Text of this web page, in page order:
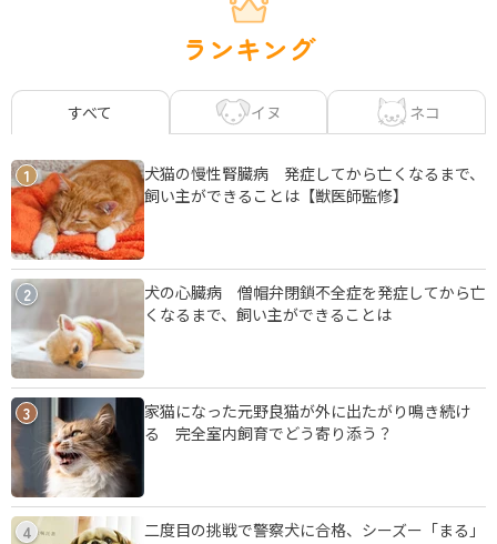
ランキング
すべて イヌ ネコ
1
犬猫の慢性腎臓病 発症してから亡くなるまで、
飼い主ができることは【獣医師監修】
2
犬の心臓病 僧帽弁閉鎖不全症を発症してから亡
くなるまで、飼い主ができることは
3
家猫になった元野良猫が外に出たがり鳴き続け
る 完全室内飼育でどう寄り添う？
4 二度目の挑戦で警察犬に合格、シーズー「まる」